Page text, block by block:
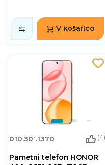
V košarico
010.301.1370 (4)
Pametni telefon HONOR